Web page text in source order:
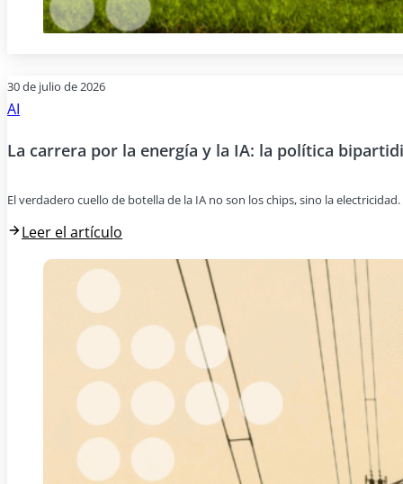
30 de julio de 2026
AI
La carrera por la energía y la IA: la política
El verdadero cuello de botella de la IA no son los chips, sino la
Leer el artículo